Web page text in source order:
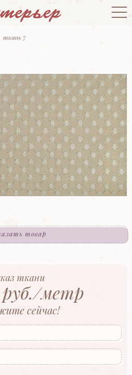
ткань 7
товар
ткани
метр
сейчас!